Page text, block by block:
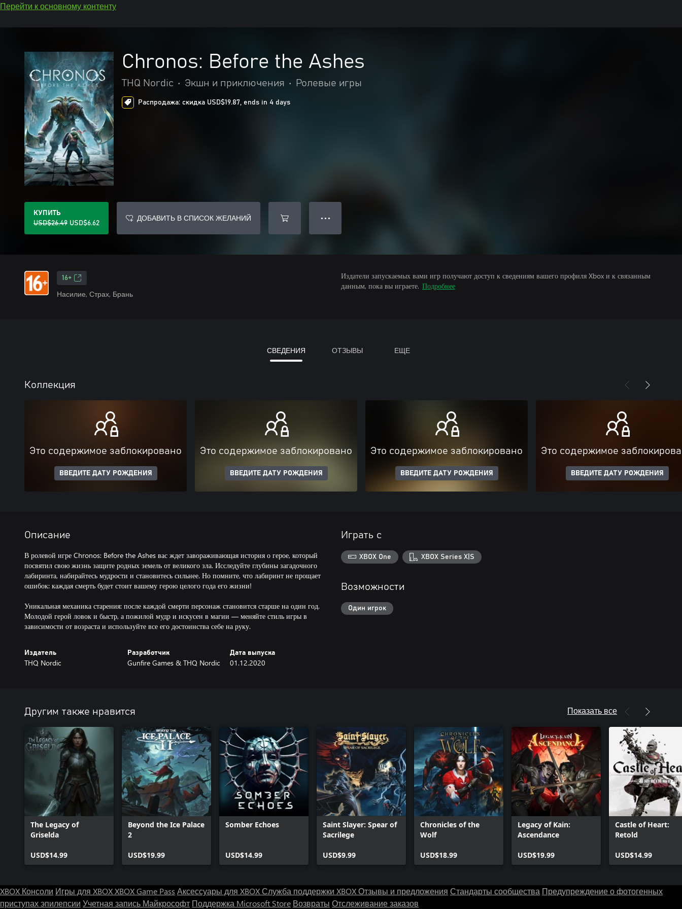
Перейти к основному контенту
Chronos: Before the Ashes
THQ Nordic • Экшн и приключения • Ролевые игры
Распродажа: скидка USD$19.87, ends in 4 days
КУПИТЬ
USD$26.49 USD$6.62
ДОБАВИТЬ В СПИСОК ЖЕЛАНИЙ ● ● ●
16+
Насилие, Страх, Брань
Издатели запускаемых вами игр получают доступ к сведениям вашего профиля Xbox и к связанным
данным, пока вы играете. Подробнее
СВЕДЕНИЯ ОТЗЫВЫ ЕЩЕ
Коллекция
Это содержимое заблокировано
ВВЕДИТЕ ДАТУ РОЖДЕНИЯ
Это содержимое заблокировано
ВВЕДИТЕ ДАТУ РОЖДЕНИЯ
Это содержимое заблокировано
ВВЕДИТЕ ДАТУ РОЖДЕНИЯ
Это содержимое
ВВЕДИТЕ ДАТУ РОЖДЕНИЯ
Описание
В ролевой игре Chronos: Before the Ashes вас ждет завораживающая история о герое, который
посвятил свою жизнь защите родных земель от великого зла. Исследуйте глубины загадочного
лабиринта, набирайтесь мудрости и становитесь сильнее. Но помните, что лабиринт не прощает
ошибок: каждая смерть будет стоит вашему герою целого года его жизни!
Уникальная механика старения: после каждой смерти персонаж становится старше на один год.
Молодой герой ловок и быстр, а пожилой мудр и искусен в магии — меняйте стиль игры в
зависимости от возраста и используйте все его достоинства себе на руку.
Издатель
THQ Nordic
Разработчик
Gunfire Games & THQ Nordic
Дата выпуска
01.12.2020
Играть с
XBOX One XBOX Series X|S
Возможности
Один игрок
Другим также нравится Показать все
The Legacy of
Griselda
USD$14.99
Beyond the Ice Palace
2
USD$19.99
Somber Echoes
USD$14.99
Saint Slayer: Spear of
Sacrilege
USD$9.99
Chronicles of the
Wolf
USD$18.99
Legacy of Kain:
Ascendance
USD$19.99
Castle of Heart:
Retold
USD$14.99
XBOX Консоли Игры для XBOXXBOX Game Pass Аксессуары для XBOXСлужба поддержки XBOXОтзывы и предложения Стандарты сообщества Предупреждение о фотогенных
приступах эпилепсии Учетная запись Майкрософт Поддержка Microsoft Store Возвраты Отслеживание заказов